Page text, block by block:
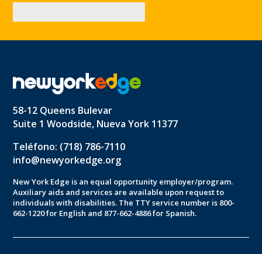
58-12 Queens Bulevar
Suite 1 Woodside, Nueva York 11377
Teléfono: (718) 786-7110
info@newyorkedge.org
New York Edge is an equal opportunity employer/program.
Auxiliary aids and services are available upon request to
individuals with disabilities. The TTY service number is 800-
662-1220 for English and 877-662-4886 for Spanish.